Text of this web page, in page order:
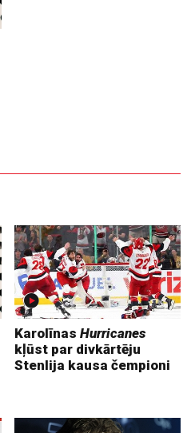
KarolīnasHurricanes
kļūst par divkārtēju
Stenlija kausa čempioni